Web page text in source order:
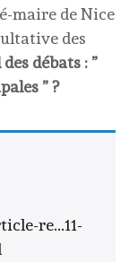
maire de Nice
des
débats : ”
” ?
re...11-